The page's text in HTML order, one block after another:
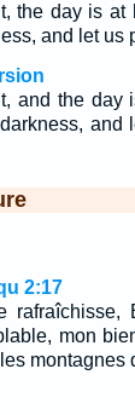
the day is at
and let us
and the day
and
2:17
rafraîchisse,
mon
montagnes